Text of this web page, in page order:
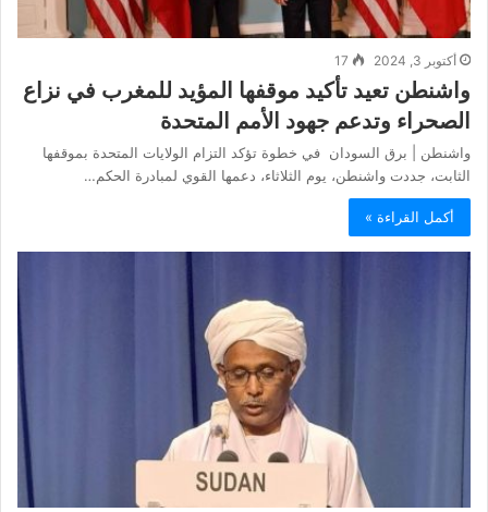
أكتوبر 3, 2024 17
واشنطن تعيد تأكيد موقفها المؤيد للمغرب في نزاع
الصحراء وتدعم جهود الأمم المتحدة
واشنطن | برق السودان في خطوة تؤكد التزام الولايات المتحدة بموقفها
الثابت، جددت واشنطن، يوم الثلاثاء، دعمها القوي لمبادرة الحكم…
أكمل القراءة »